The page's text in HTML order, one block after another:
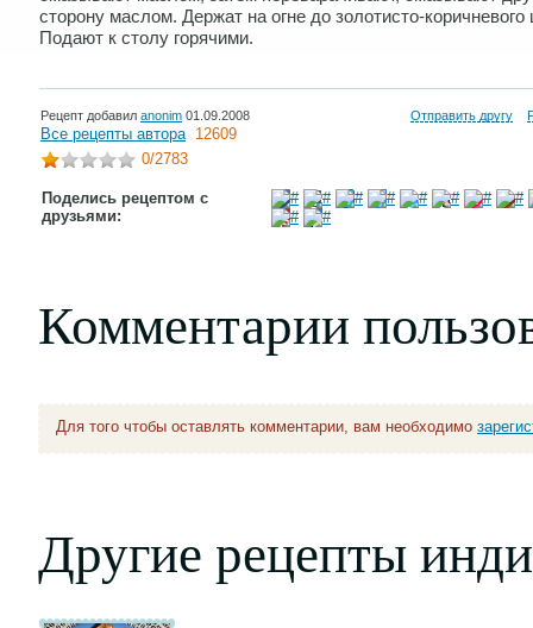
сторону маслом. Держат на огне до золотисто-коричневого
Подают к столу горячими.
Рецепт добавил anonim 01.09.2008 Отправить другу
Все рецепты автора 12609
0/2783
Поделись рецептом с
друзьями:
Комментарии
Для того чтобы оставлять комментарии, вам необходимо
Другие рецепты